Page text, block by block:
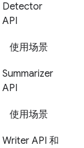
Detector
API
使用场景
Summarizer
API
使用场景
Writer API 和